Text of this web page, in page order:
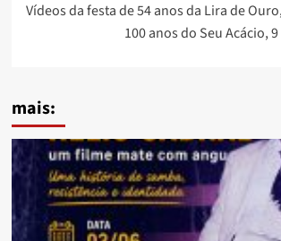
Vídeos da festa de 54 anos da Lira de
100 anos do Seu Acácio,
mais: